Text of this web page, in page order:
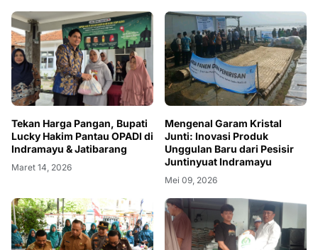
Tekan Harga Pangan, Bupati
Lucky Hakim Pantau OPADI di
Indramayu & Jatibarang
Maret 14, 2026
Mengenal Garam Kristal
Junti: Inovasi Produk
Unggulan Baru dari Pesisir
Juntinyuat Indramayu
Mei 09, 2026